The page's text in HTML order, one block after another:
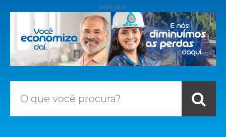
publicidade
O que você procura?